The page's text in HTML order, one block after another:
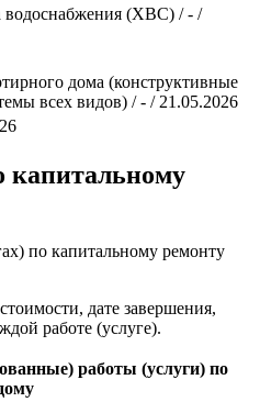
водоснабжения (ХВС) / - /
дома (конструктивные
всех видов) / - / 21.05.2026
капитальному
по капитальному ремонту
дате завершения,
работе (услуге).
работы (услуги) по